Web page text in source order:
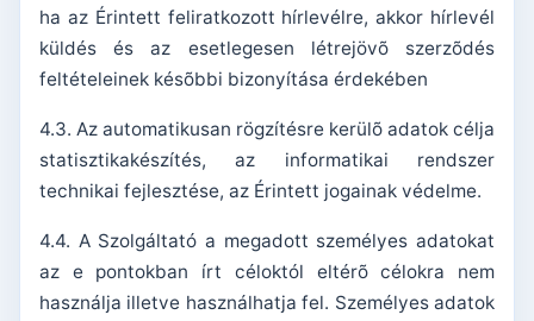
ha az Érintett feliratkozott hírlevélre, akkor hírlevél
küldés és az esetlegesen létrejövõ szerzõdés
feltételeinek késõbbi bizonyítása érdekében
4.3. Az automatikusan rögzítésre kerülõ adatok célja
statisztikakészítés, az informatikai rendszer
technikai fejlesztése, az Érintett jogainak védelme.
4.4. A Szolgáltató a megadott személyes adatokat
az e pontokban írt céloktól eltérõ célokra nem
használja illetve használhatja fel. Személyes adatok